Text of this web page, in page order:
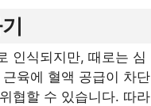
인식되지만, 때로는 심
육에 혈액 공급이 차단
협할 수 있습니다. 따라